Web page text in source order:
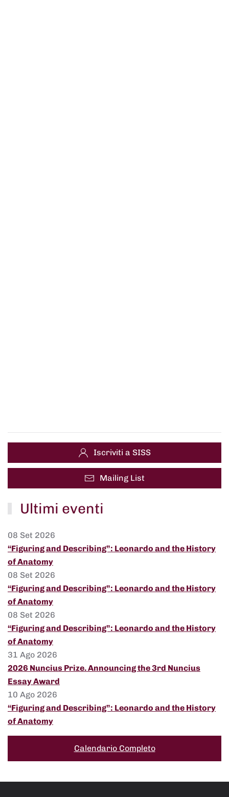
Iscriviti a SISS
Mailing List
Ultimi eventi
08 Set 2026
“Figuring and Describing”: Leonardo and the History
of Anatomy
08 Set 2026
“Figuring and Describing”: Leonardo and the History
of Anatomy
08 Set 2026
“Figuring and Describing”: Leonardo and the History
of Anatomy
31 Ago 2026
2026 Nuncius Prize. Announcing the 3rd Nuncius
Essay Award
10 Ago 2026
“Figuring and Describing”: Leonardo and the History
of Anatomy
Calendario Completo